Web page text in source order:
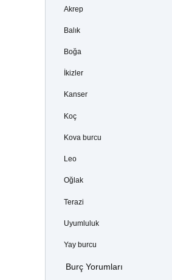
Akrep
Balık
Boğa
İkizler
Kanser
Koç
Kova burcu
Leo
Oğlak
Terazi
Uyumluluk
Yay burcu
Burç Yorumları